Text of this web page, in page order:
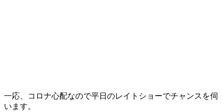
一応、コロナ心配なので平日のレイトショーでチャンスを伺
います。